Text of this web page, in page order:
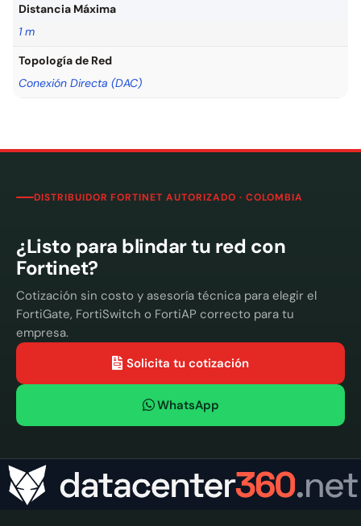
Distancia Máxima
1 m
Topología de Red
Conexión Directa (DAC)
DISTRIBUIDOR FORTINET AUTORIZADO · COLOMBIA
¿Listo para blindar tu red con
Fortinet?
Cotización sin costo y asesoría técnica para elegir el
FortiGate, FortiSwitch o FortiAP correcto para tu
empresa.
Solicita tu cotización
WhatsApp